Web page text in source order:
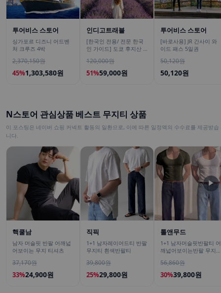
투어비스 스토어
싱가포르 디즈니 어드벤
처 크루즈 4박
2,370,150원
45%1,303,580원
인디고트래블
[한국인 전용/ 전문 한국
인 가이드] 도쿄 후지산 1
카와시계점/DSLR 사진촬
영
120,000원
51%59,000원
투어비스 스토어
[바로사용] JR 간사이 와
이드 패스 5일권
50,120원
50,120원
N스토어 관심상품 베스트 무지티 상품
이 포스팅은 네이버 쇼핑 커넥트 활동의 일환으로, 이에 따른 일정액의 수수료를 제공받습
니다.
핵쿨남
남자 머슬핏 반팔 어깨넓
어보이는 무지 티셔츠
37,170원
33%24,900원
직픽
1+1 남자레이어드티 반팔
무지티 흰색반팔티
39,800원
25%29,800원
톨앤무드
1+1 남자머슬핏반팔티 어
깨넓어보이는반팔 무지티
56,860원
30%39,800원
▶